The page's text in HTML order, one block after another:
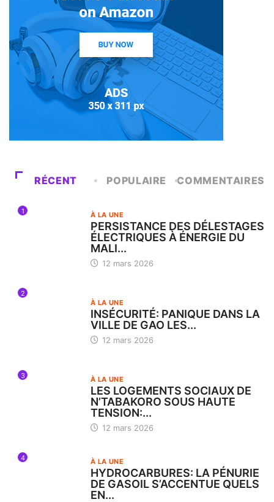
RÉCENT POPULAIRE COMMENTAIRES
1 À LA UNE
PERSISTANCE DES DÉLESTAGES
ÉLECTRIQUES À ÉNERGIE DU
MALI...
12 mars 2026
2
À LA UNE
INSÉCURITÉ: PANIQUE DANS LA
VILLE DE GAO LES...
12 mars 2026
3 À LA UNE
LES LOGEMENTS SOCIAUX DE
N’TABAKORO SOUS HAUTE
TENSION:...
12 mars 2026
4 À LA UNE
HYDROCARBURES: LA PÉNURIE
DE GASOIL S’ACCENTUE QUELS
EN...